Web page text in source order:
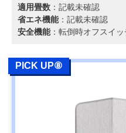
適用畳数 ：記載未確認
省エネ機能：記載未確認
安全機能：転倒時オフスイ
PICK UP⑧